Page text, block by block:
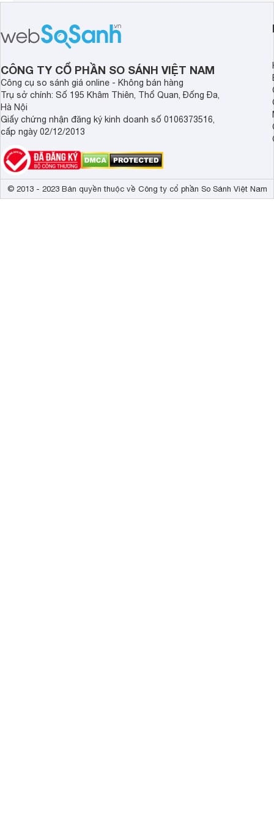
CÔNG TY CỔ PHẦN SO SÁNH VIỆT NAM
Công cụ so sánh giá online - Không bán hàng
Trụ sở chính: Số 195 Khâm Thiên, Thổ Quan, Đống Đa,
Hà Nội
Giấy chứng nhận đăng ký kinh doanh số 0106373516,
cấp ngày 02/12/2013
© 2013 - 2023 Bản quyền thuộc về Công ty cổ phần So Sánh Việt Nam